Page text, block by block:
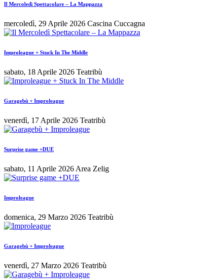
Il Mercoledì Spettacolare – La Mappazza
mercoledì, 29 Aprile 2026 Cascina Cuccagna
Improleague + Stuck In The Middle
sabato, 18 Aprile 2026 Teatribù
Garagebù + Improleague
venerdì, 17 Aprile 2026 Teatribù
Surprise game +DUE
sabato, 11 Aprile 2026 Area Zelig
Improleague
domenica, 29 Marzo 2026 Teatribù
Garagebù + Improleague
venerdì, 27 Marzo 2026 Teatribù